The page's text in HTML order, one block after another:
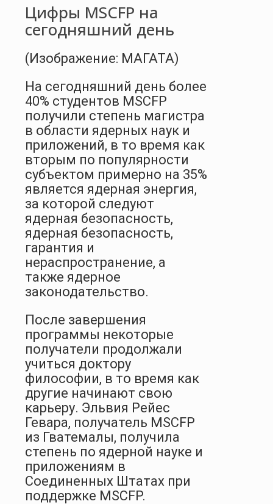
Цифры MSCFP на
сегодняшний день
(Изображение: МАГАТА)
На сегодняшний день более
40% студентов MSCFP
получили степень магистра
в области ядерных наук и
приложений, в то время как
вторым по популярности
субъектом примерно на 35%
является ядерная энергия,
за которой следуют
ядерная безопасность,
ядерная безопасность,
гарантия и
нераспространение, а
также ядерное
законодательство.
После завершения
программы некоторые
получатели продолжали
учиться доктору
философии, в то время как
другие начинают свою
карьеру. Эльвия Рейес
Гевара, получатель MSCFP
из Гватемалы, получила
степень по ядерной науке и
приложениям в
Соединенных Штатах при
поддержке MSCFP.